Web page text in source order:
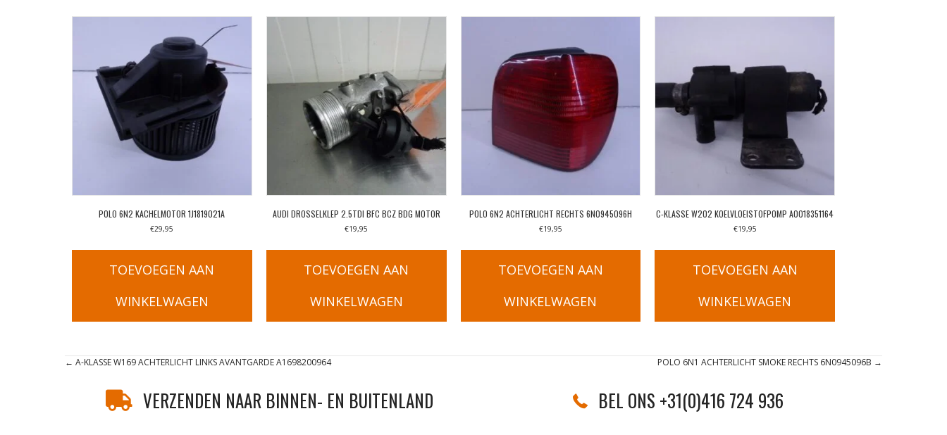
POLO 6N2 KACHELMOTOR 1J1819021A
€29,95
TOEVOEGEN AAN
WINKELWAGEN
AUDI DROSSELKLEP 2.5TDI BFC BCZ BDG MOTOR
€19,95
TOEVOEGEN AAN
WINKELWAGEN
POLO 6N2 ACHTERLICHT RECHTS 6N0945096H
€19,95
TOEVOEGEN AAN
WINKELWAGEN
C-KLASSE W202 KOELVLOEISTOFPOMP A0018351164
€19,95
TOEVOEGEN AAN
WINKELWAGEN
Posts
navigation
← A-KLASSE W169 ACHTERLICHT LINKS AVANTGARDE A1698200964 POLO 6N1 ACHTERLICHT SMOKE RECHTS 6N0945096B →
VERZENDEN NAAR BINNEN- EN BUITENLAND BEL ONS +31(0)416 724 936